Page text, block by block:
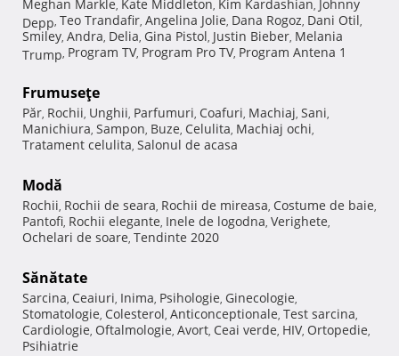
Meghan Markle, Kate Middleton, Kim Kardashian, Johnny
Depp, Teo Trandafir, Angelina Jolie, Dana Rogoz, Dani Otil,
Smiley, Andra, Delia, Gina Pistol, Justin Bieber, Melania
Trump, Program TV, Program Pro TV, Program Antena 1
Frumuseţe
Păr, Rochii, Unghii, Parfumuri, Coafuri, Machiaj, Sani,
Manichiura, Sampon, Buze, Celulita, Machiaj ochi,
Tratament celulita, Salonul de acasa
Modă
Rochii, Rochii de seara, Rochii de mireasa, Costume de baie,
Pantofi, Rochii elegante, Inele de logodna, Verighete,
Ochelari de soare, Tendinte 2020
Sănătate
Sarcina, Ceaiuri, Inima, Psihologie, Ginecologie,
Stomatologie, Colesterol, Anticonceptionale, Test sarcina,
Cardiologie, Oftalmologie, Avort, Ceai verde, HIV, Ortopedie,
Psihiatrie